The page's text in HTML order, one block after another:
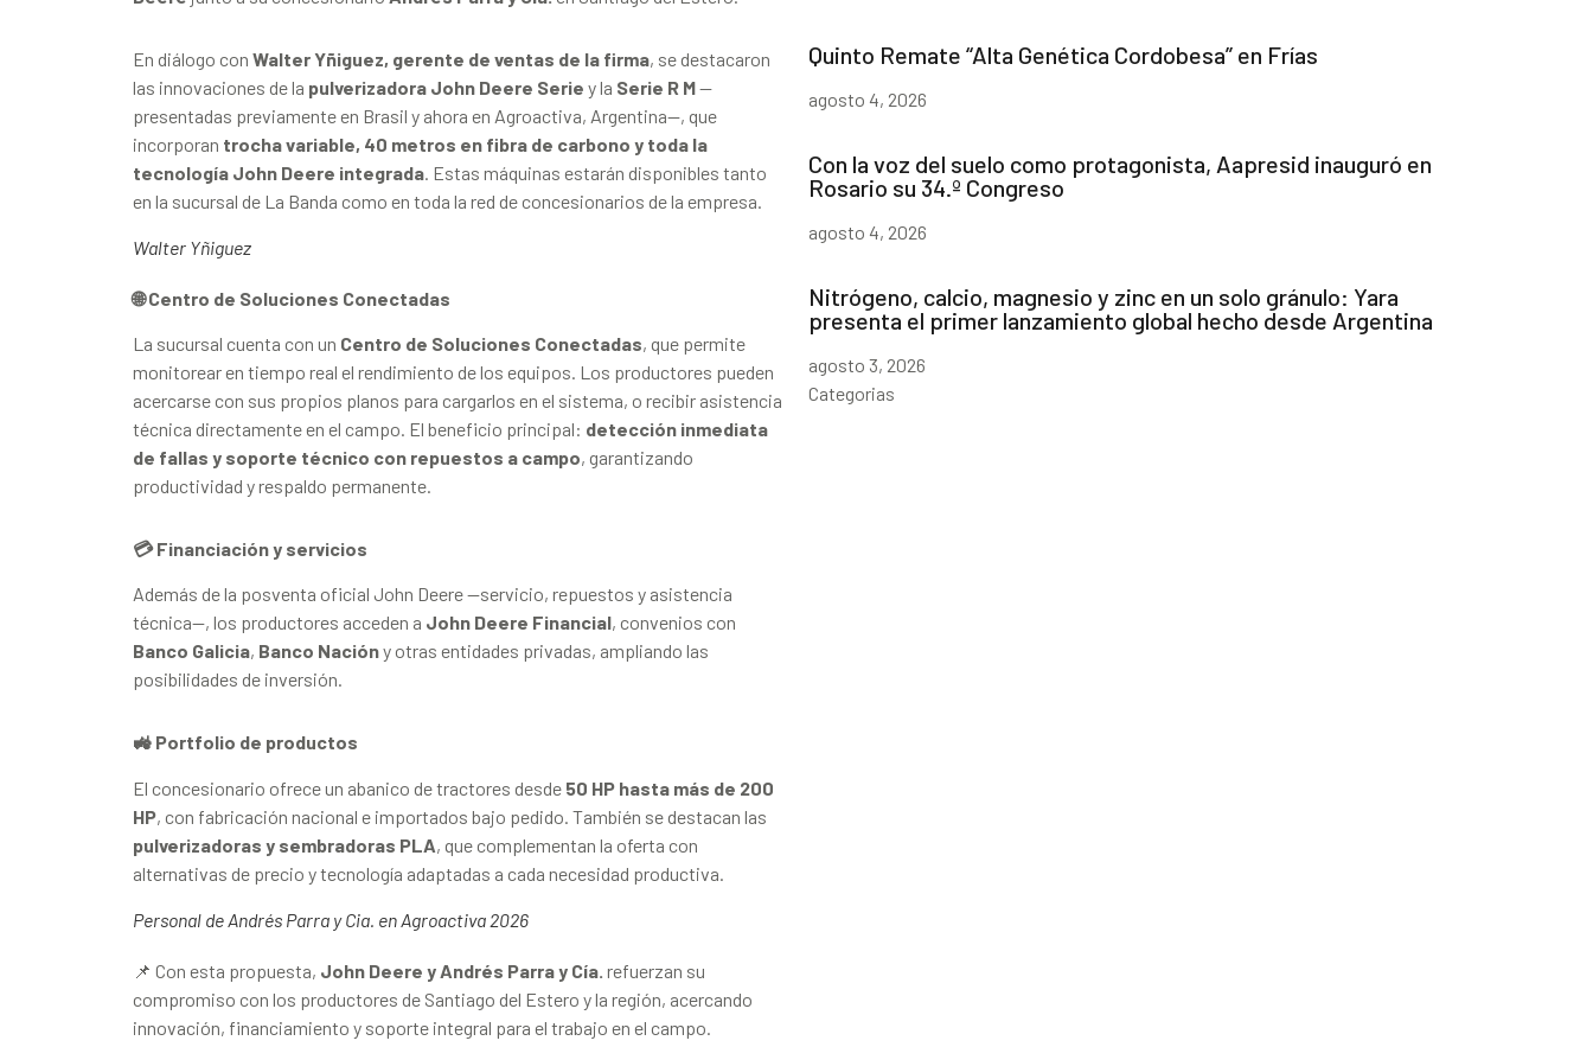
En diálogo con Walter Yñiguez, gerente de ventas de la firma, se destacaron
las innovaciones de la pulverizadora John Deere Serie y la Serie R M—
presentadas previamente en Brasil y ahora en Agroactiva, Argentina—, que
incorporan trocha variable, 40 metros en fibra de carbono y toda la
tecnología John Deere integrada . Estas máquinas estarán disponibles tanto
en la sucursal de La Banda como en toda la red de concesionarios de la empresa.
Walter Yñiguez
🌐 Centro de Soluciones Conectadas
La sucursal cuenta con un Centro de Soluciones Conectadas, que permite
monitorear en tiempo real el rendimiento de los equipos. Los productores pueden
acercarse con sus propios planos para cargarlos en el sistema, o recibir asistencia
técnica directamente en el campo. El beneficio principal: detección inmediata
de fallas y soporte técnico con repuestos a campo, garantizando
productividad y respaldo permanente.
💳 Financiación y servicios
Además de la posventa oficial John Deere —servicio, repuestos y asistencia
técnica—, los productores acceden a John Deere Financial, convenios con
Banco Galicia, Banco Nacióny otras entidades privadas, ampliando las
posibilidades de inversión.
🚜 Portfolio de productos
El concesionario ofrece un abanico de tractores desde 50 HP hasta más de 200
HP, con fabricación nacional e importados bajo pedido. También se destacan las
pulverizadoras y sembradoras PLA, que complementan la oferta con
alternativas de precio y tecnología adaptadas a cada necesidad productiva.
Personal de Andrés Parra y Cia. en Agroactiva 2026
📌 Con esta propuesta, John Deere y Andrés Parra y Cía. refuerzan su
compromiso con los productores de Santiago del Estero y la región, acercando
innovación, financiamiento y soporte integral para el trabajo en el campo.
Quinto Remate “Alta Genética Cordobesa” en Frías
agosto 4, 2026
Con la voz del suelo como protagonista, Aapresid inauguró en
Rosario su 34.º Congreso
agosto 4, 2026
Nitrógeno, calcio, magnesio y zinc en un solo gránulo: Yara
presenta el primer lanzamiento global hecho desde Argentina
agosto 3, 2026
Categorias